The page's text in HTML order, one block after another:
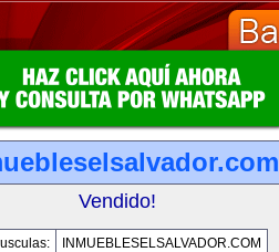
Vendido!
INMUEBLESELSALVADOR.COM